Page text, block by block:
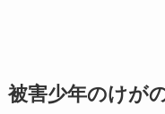
被害少年のけが